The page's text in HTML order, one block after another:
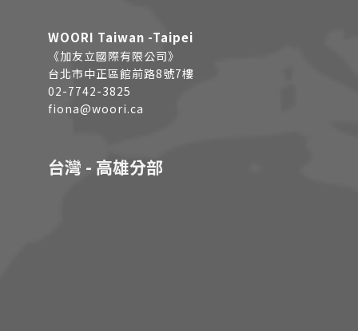
WOORI Taiwan -Taipei
《加友立國際有限公司》
台北市中正區館前路8號7樓
02-7742-3825
fiona@woori.ca
台灣 - 高雄分部